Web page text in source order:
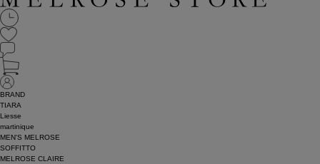
BRAND
TIARA
Liesse
martinique
MEN'S MELROSE
SOFFITTO
MELROSE CLAIRE